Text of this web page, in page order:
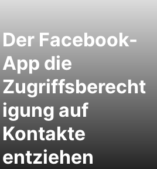
Der Facebook-
App die
Zugriffsberecht
igung auf
Kontakte
entziehen